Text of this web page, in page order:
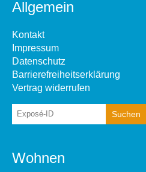
Allgemein
Kontakt
Impressum
Datenschutz
Barrierefreiheitserklärung
Vertrag widerrufen
Wohnen